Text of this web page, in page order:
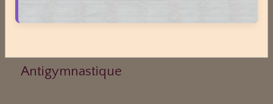
Aérothérapie
Antigymnastique